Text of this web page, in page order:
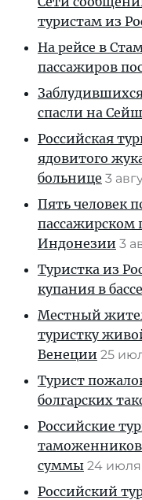
туристам из
На рейсе в
пассажиров
спасли на
Российская
ядовитого
больнице 3
Пять человек
пассажирском
Индонезии 3
Туристка из
купания в
Местный
туристку
Венеции 25
Турист
болгарских
Российские
суммы 24 июля
Российский